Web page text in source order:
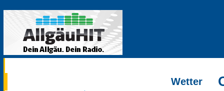
Wetter